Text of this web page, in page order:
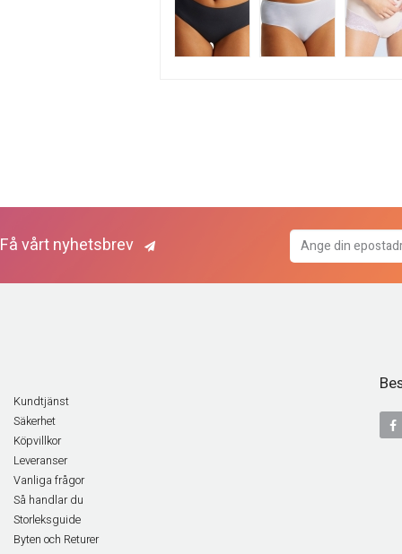
Få vårt nyhetsbrev
Kundtjänst
Säkerhet
Köpvillkor
Leveranser
Vanliga frågor
Så handlar du
Storleksguide
Byten och Returer